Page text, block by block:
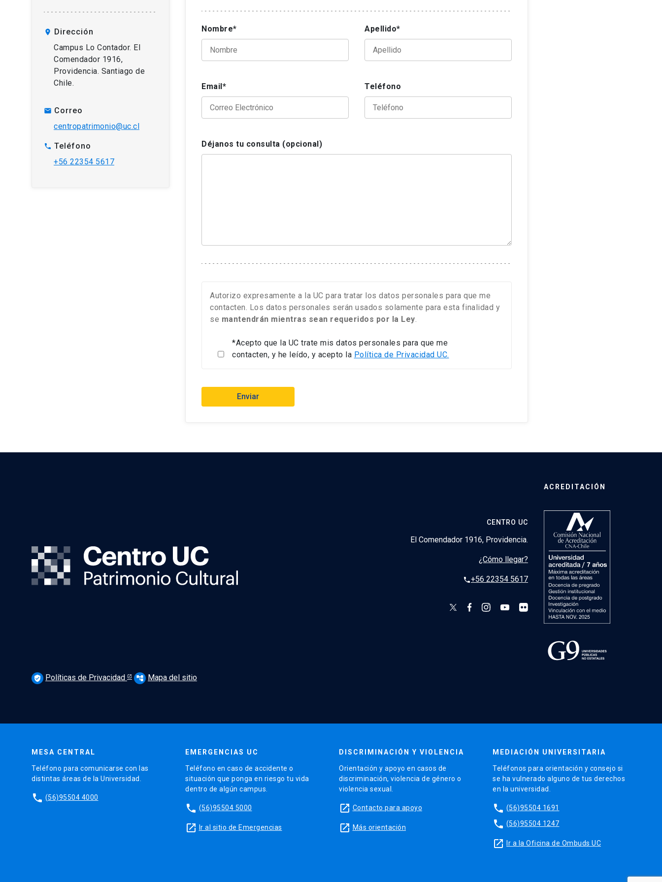
location_on Dirección
Campus Lo Contador. El
Comendador 1916,
Providencia. Santiago de
Chile.
mail Correo
centropatrimonio@uc.cl
phone Teléfono
+56 22354 5617
Nombre* Apellido*
Email* Teléfono
Déjanos tu consulta (opcional)
Autorizo expresamente a la UC para tratar los datos personales para que me
contacten. Los datos personales serán usados solamente para esta finalidad y
se mantendrán mientras sean requeridos por la Ley
*Acepto que la UC trate mis datos personales para que me
contacten, y he leído, y acepto la Política de Privacidad UC.
CENTRO UC
El Comendador 1916, Providencia.
¿Cómo llegar?
phone+56 22354 5617
ACREDITACIÓN
verified_user Políticas de Privacidad account_tree Mapa del sitio
MESA CENTRAL
Teléfono para comunicarse con las
distintas áreas de la Universidad.
phone (56)95504 4000
EMERGENCIAS UC
Teléfono en caso de accidente o
situación que ponga en riesgo tu vida
dentro de algún campus.
phone (56)95504 5000
launch Ir al sitio de Emergencias
DISCRIMINACIÓN Y VIOLENCIA
Orientación y apoyo en casos de
discriminación, violencia de género o
violencia sexual.
launch Contacto para apoyo
launch Más orientación
MEDIACIÓN UNIVERSITARIA
Teléfonos para orientación y consejo si
se ha vulnerado alguno de tus derechos
en la universidad.
phone (56)95504 1691
phone (56)95504 1247
launch Ir a la Oficina de Ombuds UC